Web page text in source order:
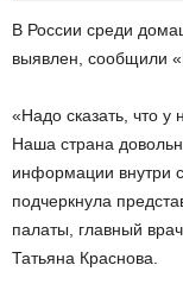
В России среди
выявлен, сообщили
«Надо сказать, что у
Наша страна
информации внутри
подчеркнула
палаты, главный
Татьяна Краснова.